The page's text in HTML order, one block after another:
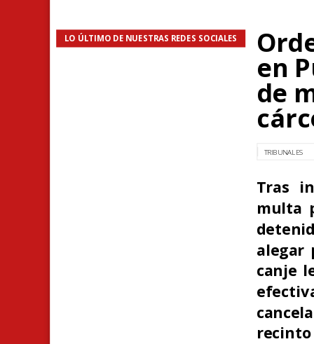
LO ÚLTIMO DE NUESTRAS REDES SOCIALES
en
de
TRIBUNALES
Tras
multa
alegar
canje